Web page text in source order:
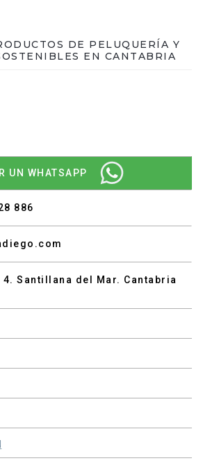
DE PELUQUERÍA Y
EN CANTABRIA
UN WHATSAPP
886
4. Santillana del Mar. Cantabria